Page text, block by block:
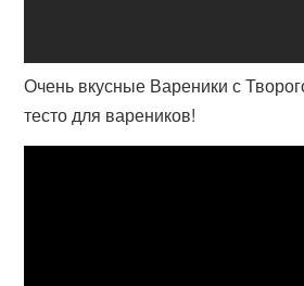
Очень вкусные Вареники с
тесто для вареников!